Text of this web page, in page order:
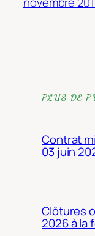
PLUS DE
Contrat
03 juin
Clôtures
2026 à la